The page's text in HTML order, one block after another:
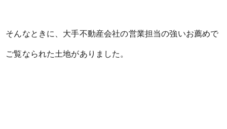
そんなときに、大手不動産会社の営業担当の強いお薦めで
ご覧なられた土地がありました。